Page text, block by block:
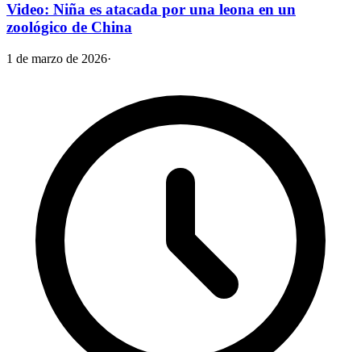
Video: Niña es atacada por una leona en un
zoológico de China
1 de marzo de 2026·